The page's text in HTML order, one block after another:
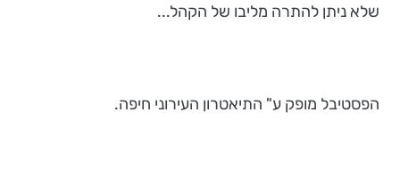
שלא ניתן להתרה מליבו של הקהל...
הפסטיבל מופק ע" התיאטרון העירוני חיפה.